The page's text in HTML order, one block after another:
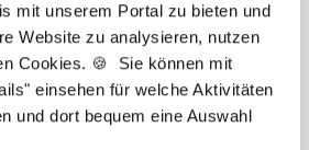
mit unserem Portal zu bieten und
Website zu analysieren, nutzen
Cookies. 🍪 Sie können mit
einsehen für welche Aktivitäten
und dort bequem eine Auswahl